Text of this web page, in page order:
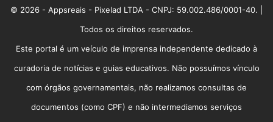
© 2026 - Appsreais - Pixelad LTDA - CNPJ: 59.002.486/0001-40. |
Todos os direitos reservados.
Este portal é um veículo de imprensa independente dedicado à
curadoria de notícias e guias educativos. Não possuímos vínculo
com órgãos governamentais, não realizamos consultas de
documentos (como CPF) e não intermediamos serviços